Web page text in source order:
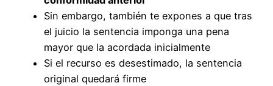
Sin embargo, también te expones a que tras
el juicio la sentencia imponga una pena
mayor que la acordada inicialmente
Si el recurso es desestimado, la sentencia
original quedará firme